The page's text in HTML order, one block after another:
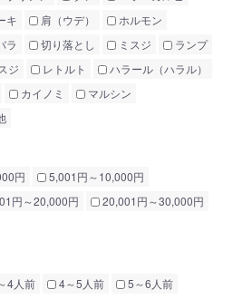
キ 肩（ウデ）
ホルモン
ラ 切り落とし ミスジ
ランプ
ジ レトルト
ハラール（ハラル）
カイノミ
マルシン
円
5,001円～10,000円
円～20,000円
20,001円～30,000円
4人前 4～5人前
5～6人前